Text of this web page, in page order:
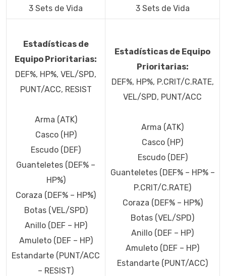
3 Sets de Vida
3 Sets de Vida
Estadísticas de
Equipo Prioritarias:
DEF%, HP%, VEL/SPD,
PUNT/ACC, RESIST
Arma (ATK)
Casco (HP)
Escudo (DEF)
Guanteletes (DEF% –
HP%)
Coraza (DEF% – HP%)
Botas (VEL/SPD)
Anillo (DEF – HP)
Amuleto (DEF – HP)
Estandarte (PUNT/ACC
– RESIST)
Estadísticas de Equipo
Prioritarias:
DEF%, HP%, P.CRIT/C.RATE,
VEL/SPD, PUNT/ACC
Arma (ATK)
Casco (HP)
Escudo (DEF)
Guanteletes (DEF% – HP% –
P.CRIT/C.RATE)
Coraza (DEF% – HP%)
Botas (VEL/SPD)
Anillo (DEF – HP)
Amuleto (DEF – HP)
Estandarte (PUNT/ACC)